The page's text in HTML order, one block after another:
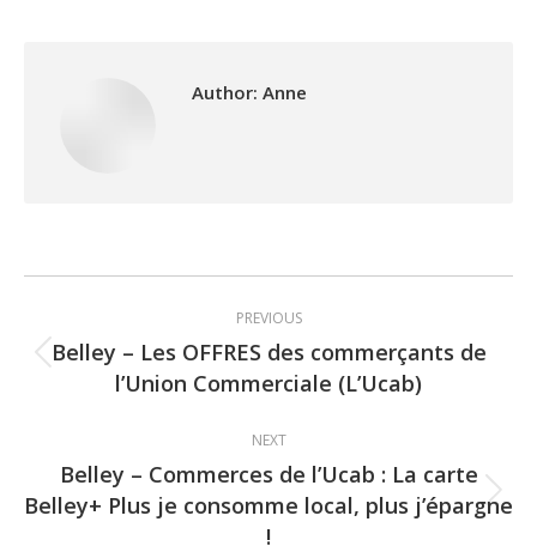
Author: Anne
navigation
PREVIOUS
Previous
post:
Belley – Les OFFRES des commerçants de
l’Union Commerciale (L’Ucab)
NEXT
Next
post:
Belley – Commerces de l’Ucab : La carte
Belley+ Plus je consomme local, plus j’épargne
!